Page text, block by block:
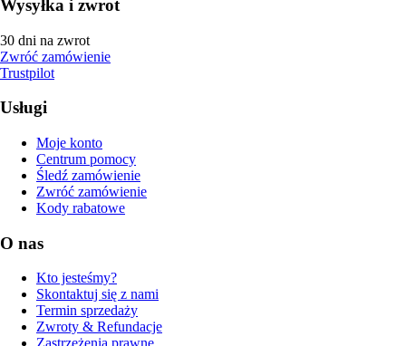
Wysyłka i zwrot
30 dni na zwrot
Zwróć zamówienie
Trustpilot
Usługi
Moje konto
Centrum pomocy
Śledź zamówienie
Zwróć zamówienie
Kody rabatowe
O nas
Kto jesteśmy?
Skontaktuj się z nami
Termin sprzedaży
Zwroty & Refundacje